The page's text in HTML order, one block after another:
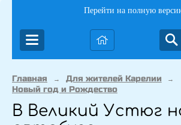
Перейти на полную
Главная → Для жителей Карелии →
Новый год и Рождество
В Великий Устюг